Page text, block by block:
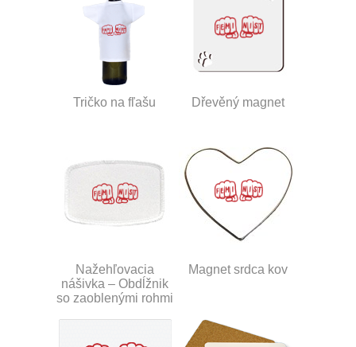
Tričko na fľašu Dřevěný magnet
Nažehľovacia
nášivka – Obdĺžnik
so zaoblenými rohmi
Magnet srdca kov